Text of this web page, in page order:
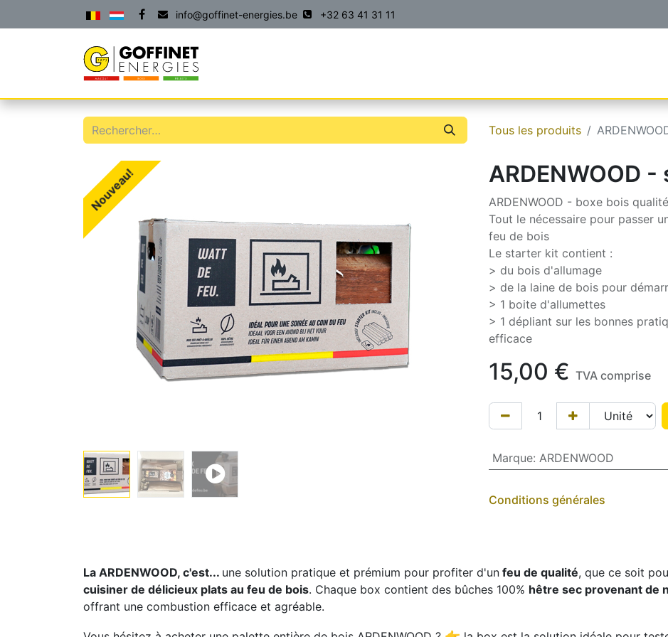
info@goffinet-energies.be +32 63 41 31 11
Tous les produits
Nouveau! ARDENWOOD
ARDENWOOD - boxe bois
Tout le nécessaire pour passer
feu de bois
Le starter kit contient :
> du bois d'allumage
> de la laine de bois pour
> 1 boite d'allumettes
> 1 dépliant sur les bonnes
efficace
15,00 € TVA comprise
Marque: ARDENWOOD
Conditions générales
La ARDENWOOD, c'est... une solution pratique et prémium pour profiter d'un feu de qualité, que ce soit
cuisiner de délicieux plats au feu de bois. Chaque box contient des bûches 100% hêtre sec provenant de
offrant une combustion efficace et agréable.